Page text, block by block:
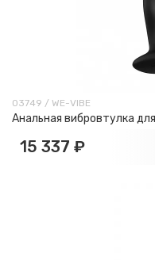
03749 / WE-VIBE
Анальная вибровтулка
15 337 ₽